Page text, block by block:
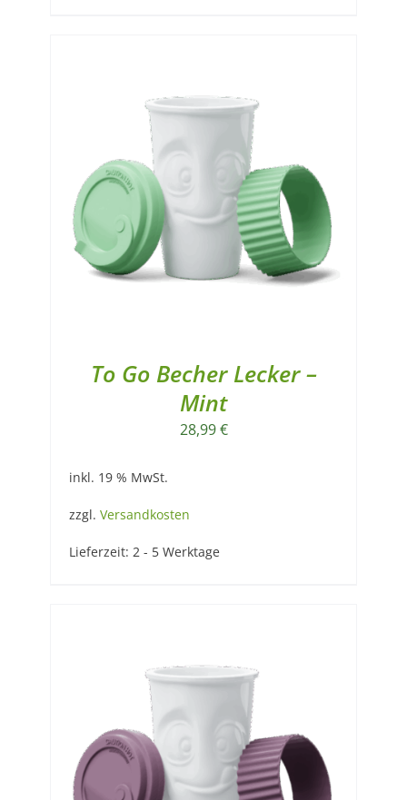
To Go Becher Lecker –
Mint
28,99€
inkl. 19 % MwSt.
zzgl. Versandkosten
Lieferzeit: 2 - 5 Werktage